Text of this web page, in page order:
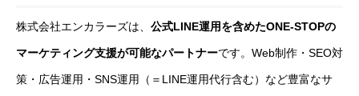
株式会社エンカラーズは、 公式LINE運用を含めたONE-STOPの
マーケティング支援が可能なパートナーです。Web制作・SEO対
策・広告運用・SNS運用（＝LINE運用代行含む）など豊富なサ